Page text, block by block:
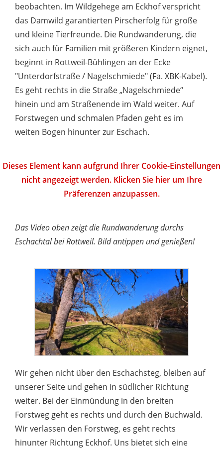
beobachten. Im Wildgehege am Eckhof verspricht
das Damwild garantierten Pirscherfolg für große
und kleine Tierfreunde. Die Rundwanderung, die
sich auch für Familien mit größeren Kindern eignet,
beginnt in Rottweil-Bühlingen an der Ecke
"Unterdorfstraße / Nagelschmiede" (Fa. XBK-Kabel).
Es geht rechts in die Straße „Nagelschmiede“
hinein und am Straßenende im Wald weiter. Auf
Forstwegen und schmalen Pfaden geht es im
weiten Bogen hinunter zur Eschach.
Dieses Element kann aufgrund Ihrer Cookie-Einstellungen
nicht angezeigt werden. Klicken Sie hier um Ihre
Präferenzen anzupassen.
Das Video oben zeigt die Rundwanderung durchs
Eschachtal bei Rottweil. Bild antippen und genießen!
Wir gehen nicht über den Eschachsteg, bleiben auf
unserer Seite und gehen in südlicher Richtung
weiter. Bei der Einmündung in den breiten
Forstweg geht es rechts und durch den Buchwald.
Wir verlassen den Forstweg, es geht rechts
hinunter Richtung Eckhof. Uns bietet sich eine